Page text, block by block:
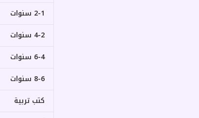
2-1 سنوات
4-2 سنوات
6-4 سنوات
8-6 سنوات
كتب تربية